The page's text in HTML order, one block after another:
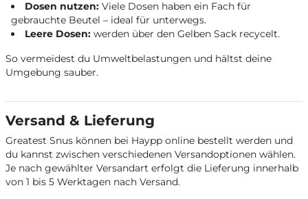
Dosen nutzen: Viele Dosen haben ein Fach für
gebrauchte Beutel – ideal für unterwegs.
Leere Dosen: werden über den Gelben Sack recycelt.
So vermeidest du Umweltbelastungen und hältst deine
Umgebung sauber.
Versand & Lieferung
Greatest Snus können bei Haypp online bestellt werden und
du kannst zwischen verschiedenen Versandoptionen wählen.
Je nach gewählter Versandart erfolgt die Lieferung innerhalb
von 1 bis 5 Werktagen nach Versand.